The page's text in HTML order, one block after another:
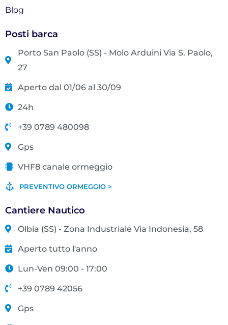
Blog
Posti barca
Porto San Paolo (SS) - Molo Arduini Via S. Paolo,
27
Aperto dal 01/06 al 30/09
24h
+39 0789 480098
Gps
VHF8 canale ormeggio
PREVENTIVO ORMEGGIO >
Cantiere Nautico
Olbia (SS) - Zona Industriale Via Indonesia, 58
Aperto tutto l'anno
Lun-Ven 09:00 - 17:00
+39 0789 42056
Gps